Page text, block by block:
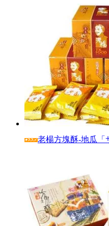
老楊方塊酥‐地瓜「